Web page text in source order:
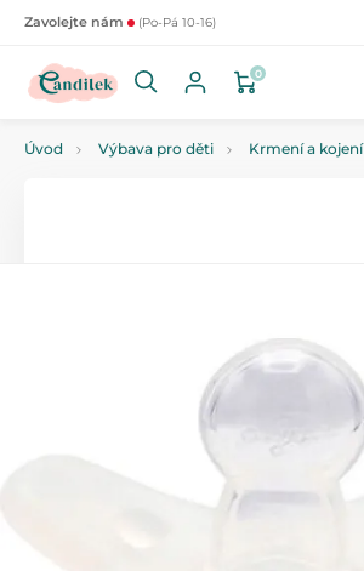
Zavolejte nám (Po-Pá 10-16)
0
Úvod Výbava pro děti Krmení a kojení